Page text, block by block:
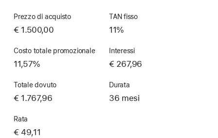
Prezzo di acquisto
€ 1.500,00
TAN fisso
11%
Costo totale promozionale
11,57%
Interessi
€ 267,96
Totale dovuto
€ 1.767,96
Durata
36 mesi
Rata
€ 49,11